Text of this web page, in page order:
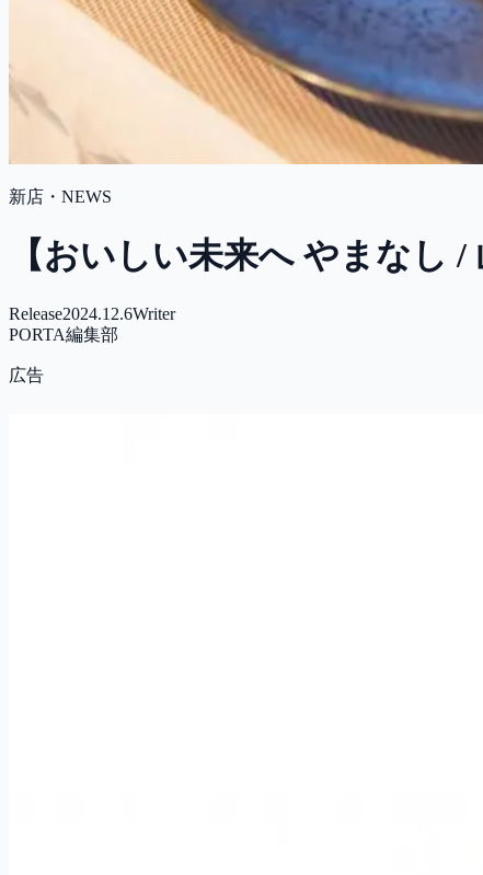
新店・NEWS
【おいしい未来へ やまなし
Release2024.12.6Writer
PORTA編集部
広告